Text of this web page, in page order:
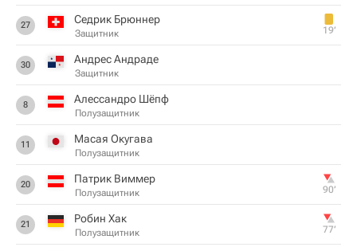
27 Седрик Брюннер
Защитник 19‎’‎
30 Андрес Андраде
Защитник
8 Алессандро Шёпф
Полузащитник
11 Масая Окугава
Полузащитник
20 Патрик Виммер
Полузащитник 90‎’‎
21 Робин Хак
Полузащитник 77‎’‎